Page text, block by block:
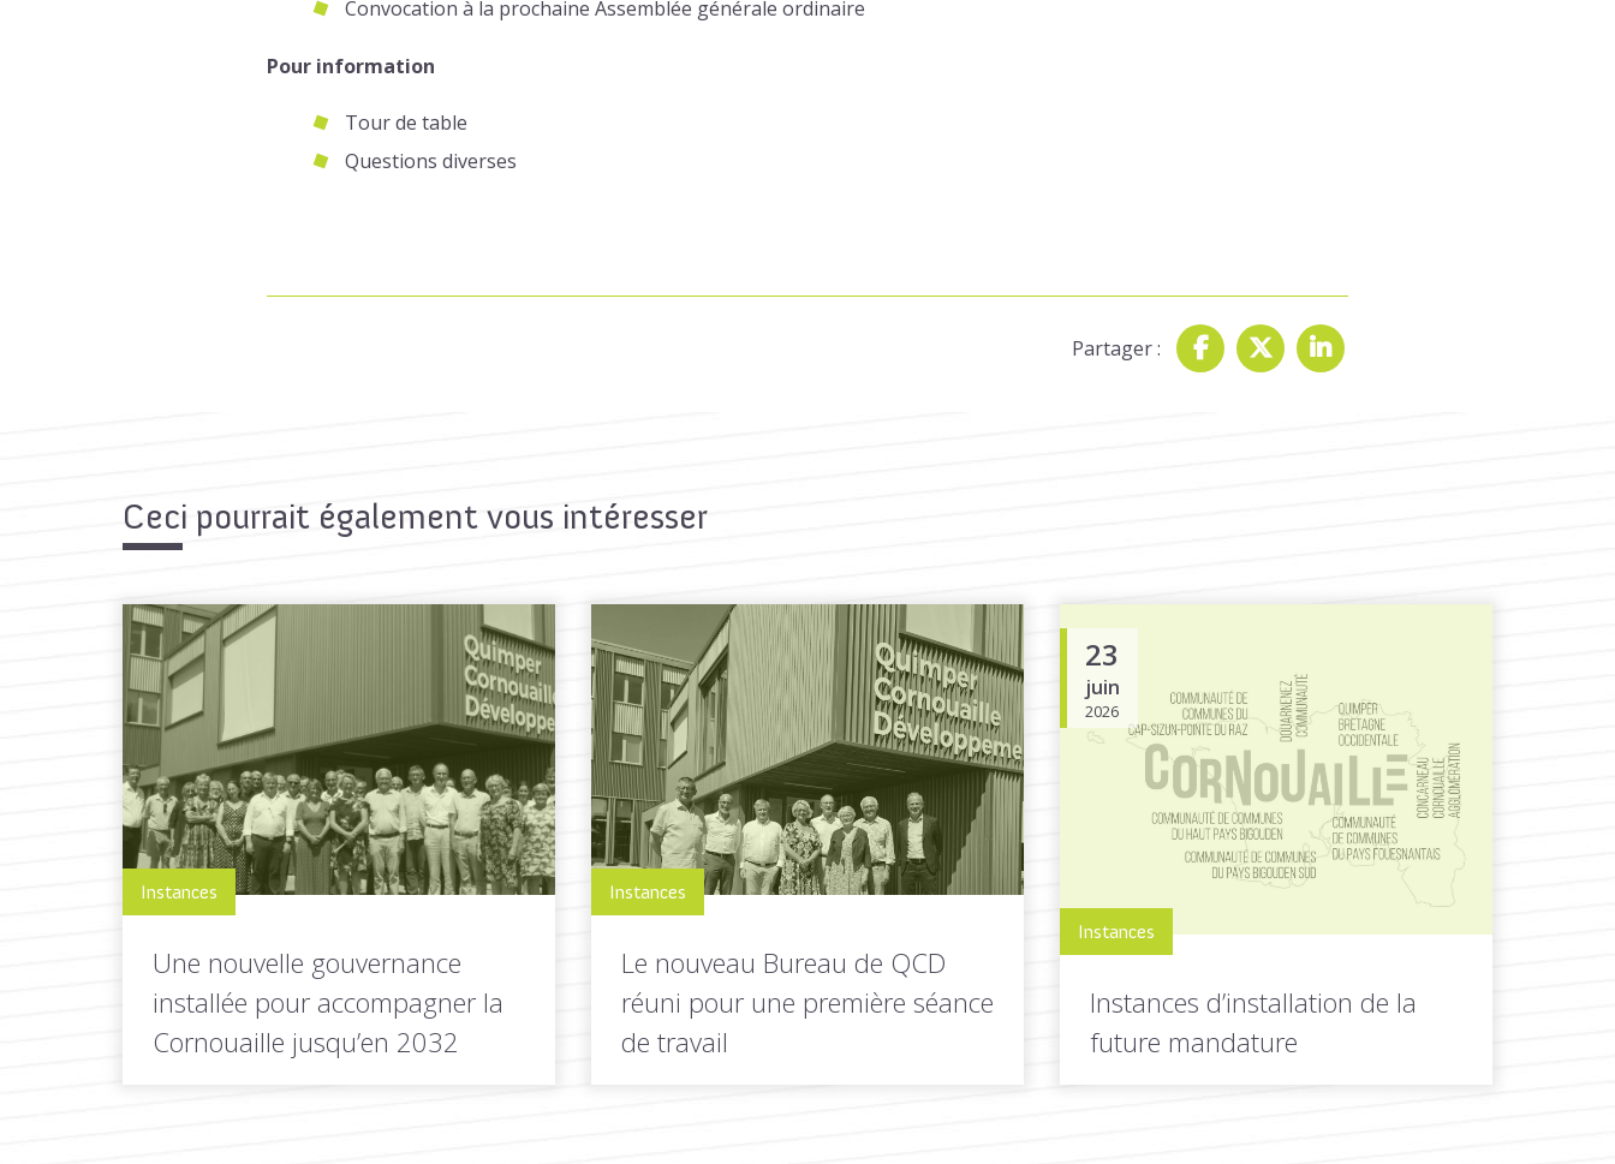
Convocation à la prochaine Assemblée générale ordinaire
Pour information
Tour de table
Questions diverses
Partager :
Ceci pourrait également vous intéresser
Instances
Une nouvelle gouvernance
installée pour accompagner la
Cornouaille jusqu’en 2032
Instances
Le nouveau Bureau de QCD
réuni pour une première séance
de travail
23
juin
2026
Instances
Instances d’installation de la
future mandature